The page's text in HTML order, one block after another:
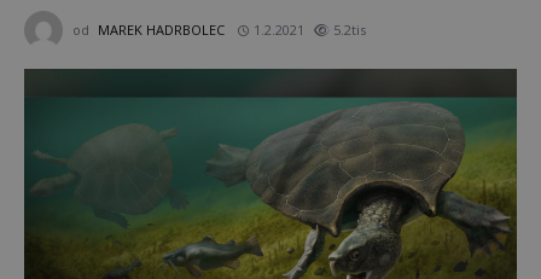
od MAREK HADRBOLEC 1.2.2021 5.2tis